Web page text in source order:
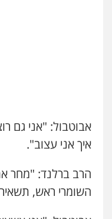
אבוטבול: "אני גם
איך אני עצוב".
הרב ברלנד: "מחר
השומרי ראש,